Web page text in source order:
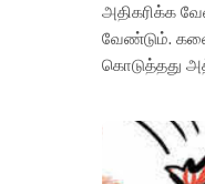
அதிகரிக்க
வேண்டும்.
கொடுத்தது